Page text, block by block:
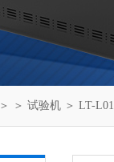
＞ ＞ 试验机 ＞ LT-